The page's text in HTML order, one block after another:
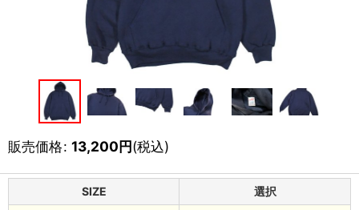
販売価格: 13,200円(税込)
SIZE
選択